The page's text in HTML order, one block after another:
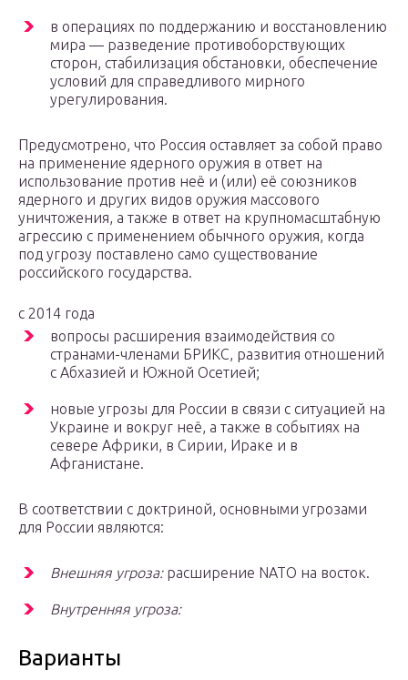
в операциях по поддержанию и восстановлению
мира — разведение противоборствующих
сторон, стабилизация обстановки, обеспечение
условий для справедливого мирного
урегулирования.
Предусмотрено, что Россия оставляет за собой право
на применение ядерного оружия в ответ на
использование против неё и (или) её союзников
ядерного и других видов оружия массового
уничтожения, а также в ответ на крупномасштабную
агрессию с применением обычного оружия, когда
под угрозу поставлено само существование
российского государства.
с 2014 года
вопросы расширения взаимодействия со
странами-членами БРИКС, развития отношений
с Абхазией и Южной Осетией;
новые угрозы для России в связи с ситуацией на
Украине и вокруг неё, а также в событиях на
севере Африки, в Сирии, Ираке и в
Афганистане.
В соответствии с доктриной, основными угрозами
для России являются:
Внешняя угроза:расширение NATO на восток.
Внутренняя угроза:
Варианты